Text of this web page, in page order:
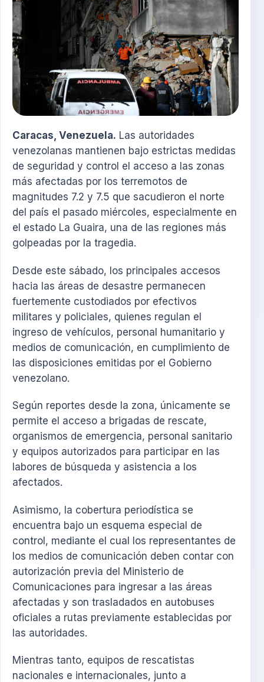
Caracas, Venezuela. Las autoridades
venezolanas mantienen bajo estrictas medidas
de seguridad y control el acceso a las zonas
más afectadas por los terremotos de
magnitudes 7.2 y 7.5 que sacudieron el norte
del país el pasado miércoles, especialmente en
el estado La Guaira, una de las regiones más
golpeadas por la tragedia.
Desde este sábado, los principales accesos
hacia las áreas de desastre permanecen
fuertemente custodiados por efectivos
militares y policiales, quienes regulan el
ingreso de vehículos, personal humanitario y
medios de comunicación, en cumplimiento de
las disposiciones emitidas por el Gobierno
venezolano.
Según reportes desde la zona, únicamente se
permite el acceso a brigadas de rescate,
organismos de emergencia, personal sanitario
y equipos autorizados para participar en las
labores de búsqueda y asistencia a los
afectados.
Asimismo, la cobertura periodística se
encuentra bajo un esquema especial de
control, mediante el cual los representantes de
los medios de comunicación deben contar con
autorización previa del Ministerio de
Comunicaciones para ingresar a las áreas
afectadas y son trasladados en autobuses
oficiales a rutas previamente establecidas por
las autoridades.
Mientras tanto, equipos de rescatistas
nacionales e internacionales, junto a